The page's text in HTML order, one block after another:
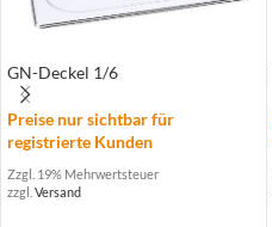
GN-Deckel 1/6
Preise nur sichtbar für
registrierte Kunden
Zzgl. 19% Mehrwertsteuer
zzgl. Versand